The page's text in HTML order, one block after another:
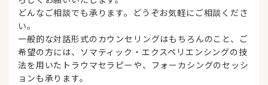
どんなご相談でも承ります。どうぞお気軽にご相談くださ
い。
一般的な対話形式のカウンセリングはもちろんのこと、ご
希望の方には、ソマティック・エクスペリエンシングの技
法を用いたトラウマセラピーや、フォーカシングのセッシ
ョンも承ります。